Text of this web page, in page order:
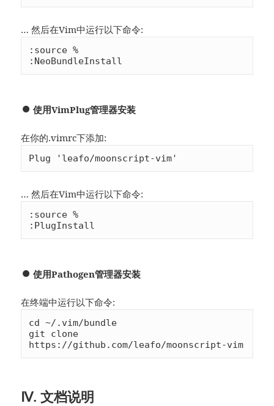
… 然后在Vim中运行以下命令:
:source %
:NeoBundleInstall
使用VimPlug管理器安装
在你的.vimrc下添加:
Plug 'leafo/moonscript-vim'
… 然后在Vim中运行以下命令:
:source %
:PlugInstall
使用Pathogen管理器安装
在终端中运行以下命令:
cd ~/.vim/bundle
git clone
https://github.com/leafo/moonscript-vim
Ⅳ. 文档说明